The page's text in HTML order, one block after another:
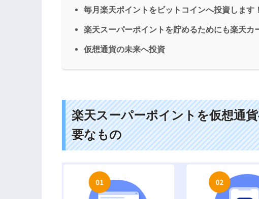
毎月楽天ポイントをビットコインへ投資します！
楽天スーパーポイントを貯めるためにも楽天カ
仮想通貨の未来へ投資
楽天スーパーポイントを仮想通
要なもの